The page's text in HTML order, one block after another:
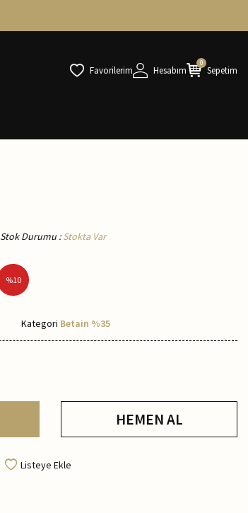
Favorilerim Hesabım
0
Sepetim
Stok Durumu : Stokta Var
%10
Kategori Betain %35
HEMEN AL
Listeye Ekle